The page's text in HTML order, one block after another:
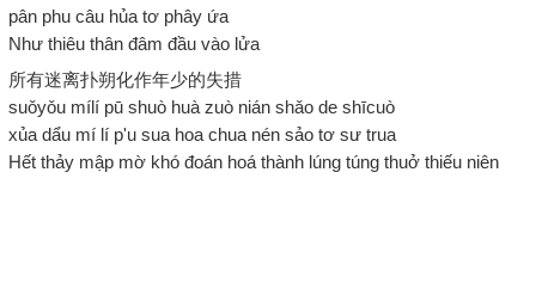
pân phu câu hủa tơ phây ứa
Như thiêu thân đâm đầu vào lửa
所有迷离扑朔化作年少的失措
suǒyǒu mílí pū shuò huà zuò nián shǎo de shīcuò
xủa dẩu mí lí p'u sua hoa chua nén sảo tơ sư trua
Hết thảy mập mờ khó đoán hoá thành lúng túng thuở thiếu niên